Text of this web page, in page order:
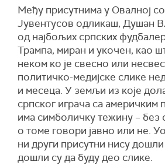
Међу присутнима у Овалној
Јувентусов одликаш, Душан
од најбољих српских
Трампа, миран и укочен, као
неком ко је свесно или
политичко-медијске слике
и месеца. У земљи из које
српског играча са америчким
има симболичку тежину – без
о томе говори јавно или не.
ни други присутни нису дошли
дошли су да буду део слике.